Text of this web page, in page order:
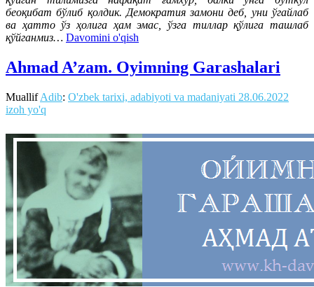
беоқибат бўлиб қолдик. Демократия замони деб, уни ўгайлаб
ва ҳатто ўз ҳолига ҳам эмас, ўзга тиллар қўлига ташлаб
қўйганмиз… Davomini o'qish
Ahmad A’zam. Oyimning Garashalari
MuallifAdib: O'zbek tarixi, adabiyoti va madaniyati 28.06.2022
izoh yo'q